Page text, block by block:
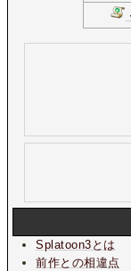
Splatoon3とは
前作との相違点